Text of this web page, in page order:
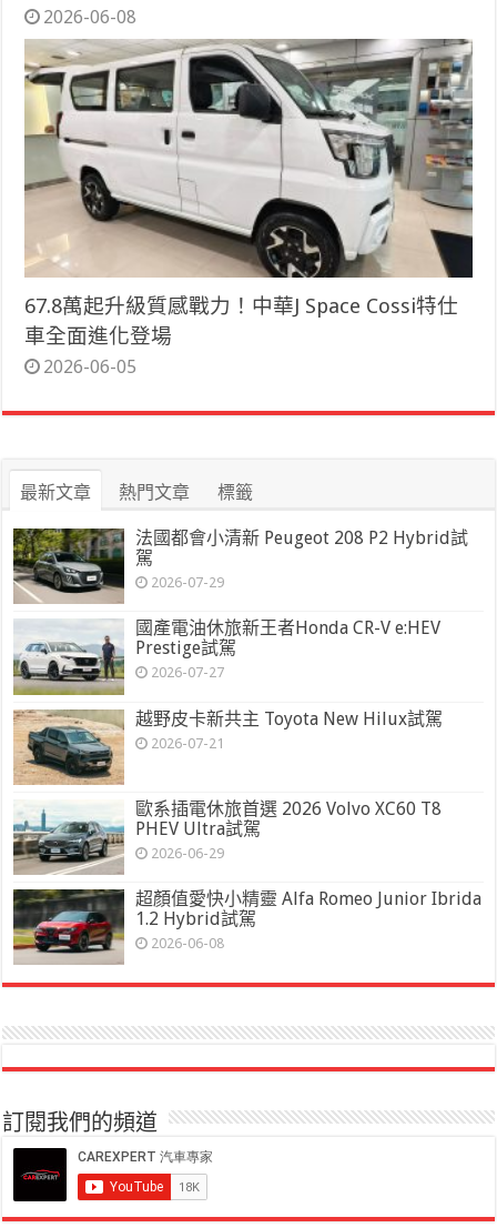
2026-06-08
67.8萬起升級質感戰力！中華J Space Cossi特仕
車全面進化登場
2026-06-05
最新文章 熱門文章 標籤
法國都會小清新 Peugeot 208 P2 Hybrid試
駕
2026-07-29
國產電油休旅新王者Honda CR-V e:HEV
Prestige試駕
2026-07-27
越野皮卡新共主 Toyota New Hilux試駕
2026-07-21
歐系插電休旅首選 2026 Volvo XC60 T8
PHEV Ultra試駕
2026-06-29
超顏值愛快小精靈 Alfa Romeo Junior Ibrida
1.2 Hybrid試駕
2026-06-08
訂閱我們的頻道